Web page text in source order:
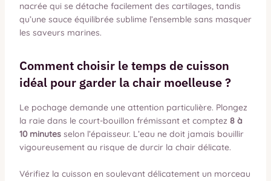
nacrée qui se détache facilement des cartilages, tandis
qu’une sauce équilibrée sublime l’ensemble sans masquer
les saveurs marines.
Comment choisir le temps de cuisson
idéal pour garder la chair moelleuse ?
Le pochage demande une attention particulière. Plongez
la raie dans le court-bouillon frémissant et comptez 8 à
10 minutesselon l’épaisseur. L’eau ne doit jamais bouillir
vigoureusement au risque de durcir la chair délicate.
Vérifiez la cuisson en soulevant délicatement un morceau